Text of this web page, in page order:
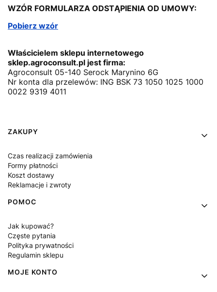
WZÓR FORMULARZA ODSTĄPIENIA OD UMOWY:
Pobierz wzór
Właścicielem sklepu internetowego
sklep.agroconsult.pl jest firma:
Agroconsult 05-140 Serock Marynino 6G
Nr konta dla przelewów: ING BSK 73 1050 1025 1000
0022 9319 4011
Linki w stopce
ZAKUPY
Czas realizacji zamówienia
Formy płatności
Koszt dostawy
Reklamacje i zwroty
POMOC
Jak kupować?
Częste pytania
Polityka prywatności
Regulamin sklepu
MOJE KONTO